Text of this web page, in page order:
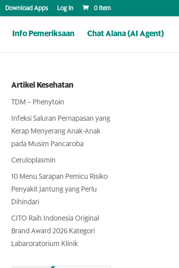
Download Apps Log In 0 Item
Info Pemeriksaan Chat Alana (AI Agent)
Artikel Kesehatan
TDM – Phenytoin
Infeksi Saluran Pernapasan yang
Kerap Menyerang Anak-Anak
pada Musim Pancaroba
Ceruloplasmin
10 Menu Sarapan Pemicu Risiko
Penyakit Jantung yang Perlu
Dihindari
CITO Raih Indonesia Original
Brand Award 2026 Kategori
Labaroratorium Klinik